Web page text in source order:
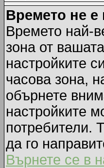
Времето не е
Времето най-
зона от
настройките
часова зона,
обърнете
настройките
потребители.
да го
Върнете се в